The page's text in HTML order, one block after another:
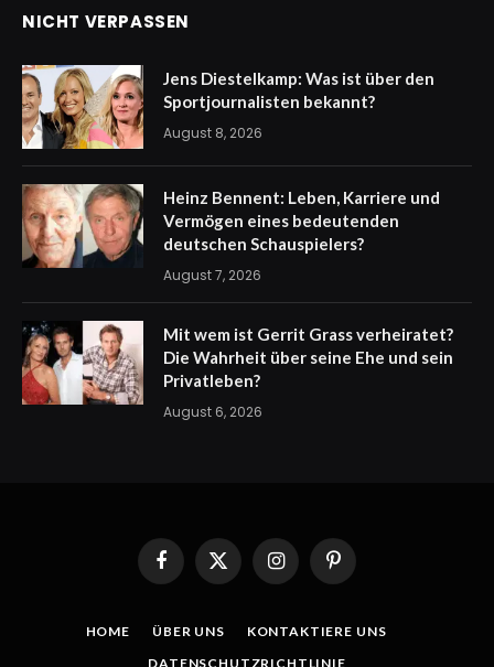
NICHT VERPASSEN
Jens Diestelkamp: Was ist über den
Sportjournalisten bekannt?
August 8, 2026
Heinz Bennent: Leben, Karriere und
Vermögen eines bedeutenden
deutschen Schauspielers?
August 7, 2026
Mit wem ist Gerrit Grass verheiratet?
Die Wahrheit über seine Ehe und sein
Privatleben?
August 6, 2026
FacebookX
(Twitter)
InstagramPinterest
HOME ÜBER UNS
KONTAKTIERE UNS
DATENSCHUTZRICHTLINIE